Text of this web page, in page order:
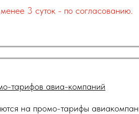
3 суток - по согласованию.
тарифов авиа-компаний
на промо-тарифы